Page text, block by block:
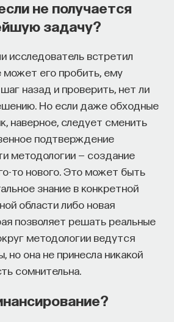
не получается
задачу?
исследователь встретил
может его пробить, ему
назад и проверить, нет ли
Но если даже обходные
наверное, следует сменить
подтверждение
методологии — создание
то нового. Это может быть
знание в конкретной
области либо новая
позволяет решать реальные
методологии ведутся
но она не принесла никакой
сомнительна.
подход для борьбы
которая меня
и которая тоже
— это то, что нужно искать
борьбы
потому что старение — это
одна кнопка, которая
множество факторов
все вместе потихонечку
Накапливаются
мутации в клетках, это
изменения, ДНК-метки
накапливается